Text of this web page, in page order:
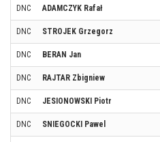
DNC ADAMCZYK Rafał
DNC STROJEK Grzegorz
DNC BERAN Jan
DNC RAJTAR Zbigniew
DNC JESIONOWSKI Piotr
DNC SNIEGOCKI Pawel